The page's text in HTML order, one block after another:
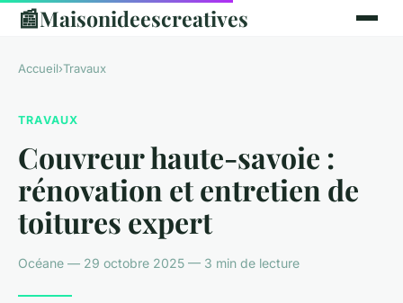
📰Maisonideescreatives
Accueil›Travaux
TRAVAUX
Couvreur haute-savoie :
rénovation et entretien de
toitures expert
Océane — 29 octobre 2025 — 3 min de lecture